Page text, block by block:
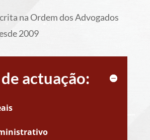
na Ordem dos Advogados
2009
actuação: